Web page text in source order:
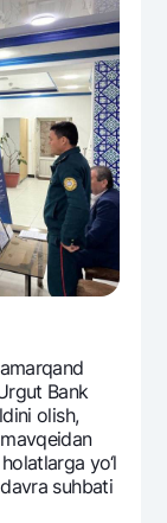
Bank
olish,
yo‘l
suhbati